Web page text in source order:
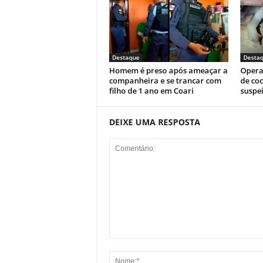
Destaque
Homem é preso após ameaçar a
companheira e se trancar com
filho de 1 ano em Coari
de
DEIXE UMA RESPOSTA